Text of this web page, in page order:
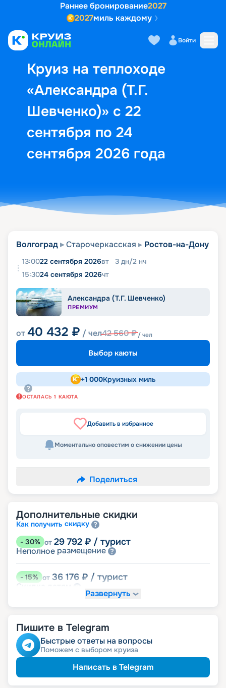
Раннее бронирование2027
2027миль каждому
Войти
Круиз на теплоходе
«Александра (Т.Г.
Шевченко)» с 22
сентября по 24
сентября 2026 года
Выбор кают Маршрут и
Волгоград Старочеркасская Ростов-на-Дону
13:0022 сентября 2026вт 3 дн/2 нч
15:3024 сентября 2026чт
Александра (Т.Г. Шевченко)
ПРЕМИУМ
от40 432 ₽ / чел42 560₽/ чел
Выбор каюты
+1 000Круизных миль
ОСТАЛАСЬ 1 КАЮТА
Добавить в избранное
Моментально оповестим о снижении цены
Поделиться
Дополнительные скидки
Как получить скидку
- 30% от 29 792 ₽ / турист
Неполное размещение
-15% от 36 176 ₽ / турист
Скидка
Скидка сотрудникам силовых
Скидкапенсионерам
Скидкаветеранам
Скидка многодетнымсемьям
Развернуть
Пишите в Telegram
Быстрые ответы на вопросы
Поможем с выбором круиза
Написать в Telegram